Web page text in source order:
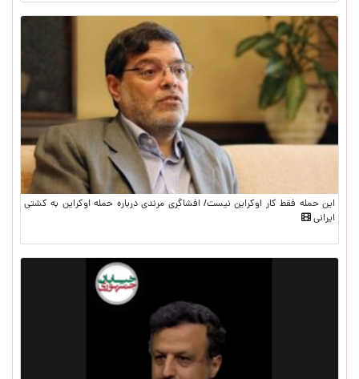
این حمله فقط کار اوکراین نیست/ افشاگری مرندی درباره حمله اوکراین به کشتی
ایرانی